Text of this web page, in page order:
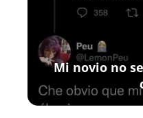
Mi novio no